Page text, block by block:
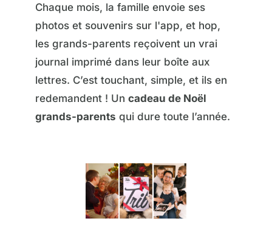
Chaque mois, la famille envoie ses
photos et souvenirs sur l'app, et hop,
les grands-parents reçoivent un vrai
journal imprimé dans leur boîte aux
lettres. C’est touchant, simple, et ils en
redemandent ! Un cadeau de Noël
grands-parents qui dure toute l’année.